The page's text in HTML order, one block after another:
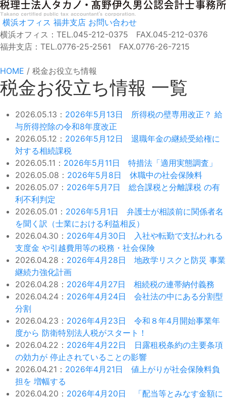
横浜オフィス 福井支店 お問い合わせ
横浜オフィス：TEL.045-212-0375 FAX.045-212-0376
福井支店：TEL.0776-25-2561 FAX.0776-26-7215
HOME / 税金お役立ち情報
税金お役立ち情報 一覧
2026.05.13： 2026年5月13日 所得税の壁専用改正？ 給
与所得控除の令和8年度改正
2026.05.12： 2026年5月12日 退職年金の継続受給権に
対する相続課税
2026.05.11： 2026年5月11日 特措法「適用実態調査」
2026.05.08： 2026年5月8日 休職中の社会保険料
2026.05.07： 2026年5月7日 総合課税と分離課税 の有
利不利判定
2026.05.01： 2026年5月1日 弁護士が相談前に関係者名
を聞く訳（士業における利益相反）
2026.04.30： 2026年4月30日 入社や転勤で支払われる
支度金 や引越費用等の税務・社会保険
2026.04.28： 2026年4月28日 地政学リスクと防災 事業
継続力強化計画
2026.04.28： 2026年4月27日 相続税の連帯納付義務
2026.04.24： 2026年4月24日 会社法の中にある分割型
分割
2026.04.23： 2026年4月23日 令和８年4月開始事業年
度から 防衛特別法人税がスタート！
2026.04.22： 2026年4月22日 日露租税条約の主要条項
の効力が 停止されていることの影響
2026.04.21： 2026年4月21日 値上がりが社会保険料負
担を 増幅する
2026.04.20： 2026年4月20日 「配当等とみなす金額に